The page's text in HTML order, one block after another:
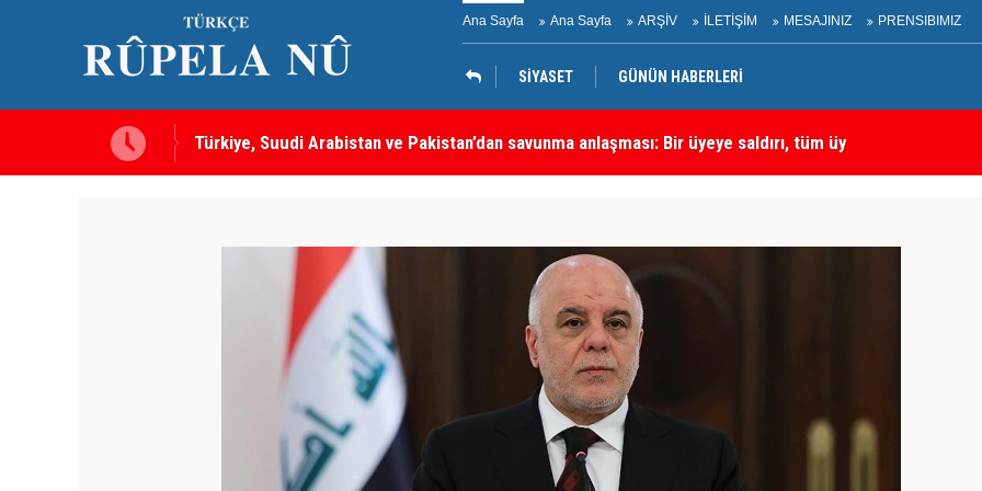
Ana Sayfa Ana Sayfa ARŞİV İLETİŞİM MESAJINIZ PRENSIBIMIZ
SİYASET GÜNÜN HABERLERİ
sayılacak
MEI Raporu: Peşmerge, Washington'ın Ortadoğu'daki En Önemli Güvenlik Ortaklarından Biri